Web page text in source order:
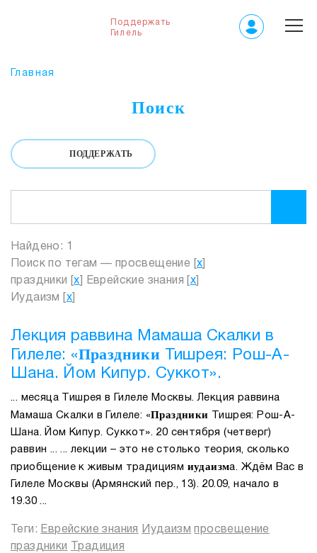
Поддержать
Гилель
Главная
Поиск
ПОДДЕРЖАТЬ
Найдено: 1
Поиск по тегам — просвещение [ x
праздники [x ] Еврейские знания [ x
Иудаизм [ x
Лекция раввина Мамаша Скалки в
Гилеле: «Праздники Тишрея: Рош-А-
Шана. Йом Кипур. Суккот».
... месяца Тишрея в Гилеле Москвы. Лекция раввина
Мамаша Скалки в Гилеле: «Праздники Тишрея: Рош-А-
Шана. Йом Кипур. Суккот». 20 сентября (четверг)
раввин ... ... лекции – это не столько теория, сколько
приобщение к живым традициям иудаизма. Ждём Вас в
Гилеле Москвы (Армянский пер., 13). 20.09, начало в
19.30 ...
Теги: Еврейские знания Иудаизм просвещение
праздники
Традиция